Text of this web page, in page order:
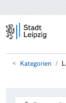
Kategorien